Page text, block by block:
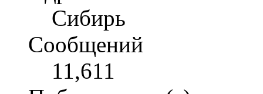
Сибирь
Сообщений
11,611